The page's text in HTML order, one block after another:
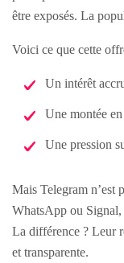
être exposés. La
Voici ce que cette
Un intérêt
Une montée
Une pression
Mais Telegram n’est
WhatsApp ou Signal,
La différence ? Leur
et transparente.